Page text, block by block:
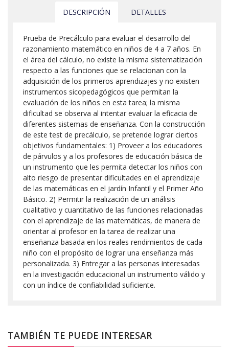
DESCRIPCIÓN DETALLES
Prueba de Precálculo para evaluar el desarrollo del
razonamiento matemático en niños de 4 a 7 años. En
el área del cálculo, no existe la misma sistematización
respecto a las funciones que se relacionan con la
adquisición de los primeros aprendizajes y no existen
instrumentos sicopedagógicos que permitan la
evaluación de los niños en esta tarea; la misma
dificultad se observa al intentar evaluar la eficacia de
diferentes sistemas de enseñanza. Con la construcción
de este test de precálculo, se pretende lograr ciertos
objetivos fundamentales: 1) Proveer a los educadores
de párvulos y a los profesores de educación básica de
un instrumento que les permita detectar los niños con
alto riesgo de presentar dificultades en el aprendizaje
de las matemáticas en el jardín Infantil y el Primer Año
Básico. 2) Permitir la realización de un análisis
cualitativo y cuantitativo de las funciones relacionadas
con el aprendizaje de las matemáticas, de manera de
orientar al profesor en la tarea de realizar una
enseñanza basada en los reales rendimientos de cada
niño con el propósito de lograr una enseñanza más
personalizada. 3) Entregar a las personas interesadas
en la investigación educacional un instrumento válido y
con un índice de confiabilidad suficiente.
TAMBIÉN TE PUEDE INTERESAR